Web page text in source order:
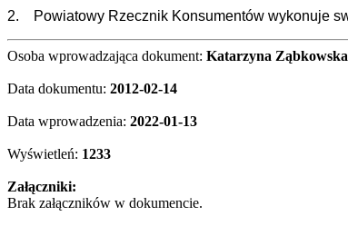
2.
Powiatowy Rzecznik Konsumentów wykonuje
Osoba wprowadzająca dokument: Katarzyna Ząbkowska
Data dokumentu: 2012-02-14
Data wprowadzenia: 2022-01-13
Wyświetleń: 1233
Załączniki:
Brak załączników w dokumencie.